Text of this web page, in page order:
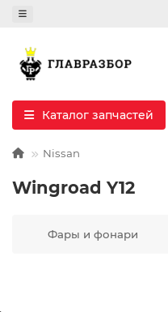
Каталог запчастей
Nissan
Wingroad Y12
Фары и фонари